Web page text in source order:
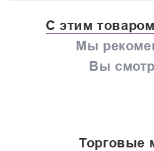
С этим
Мы
Вы
торговые